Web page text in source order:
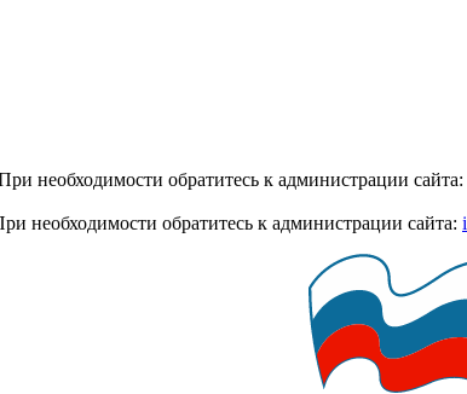
необходимости обратитесь к администрации сайта:
необходимости обратитесь к администрации сайта: